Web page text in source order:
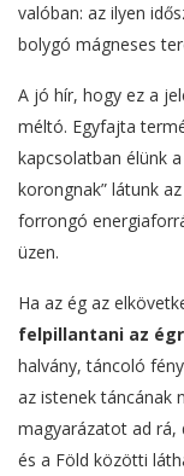
valóban: az ilyen
bolygó mágneses
A jó hír, hogy ez a
méltó. Egyfajta
kapcsolatban élünk
korongnak” látunk
forrongó
üzen.
Ha az ég az
felpillantani az
halvány, táncoló
az istenek táncának
magyarázatot ad rá,
és a Föld közötti